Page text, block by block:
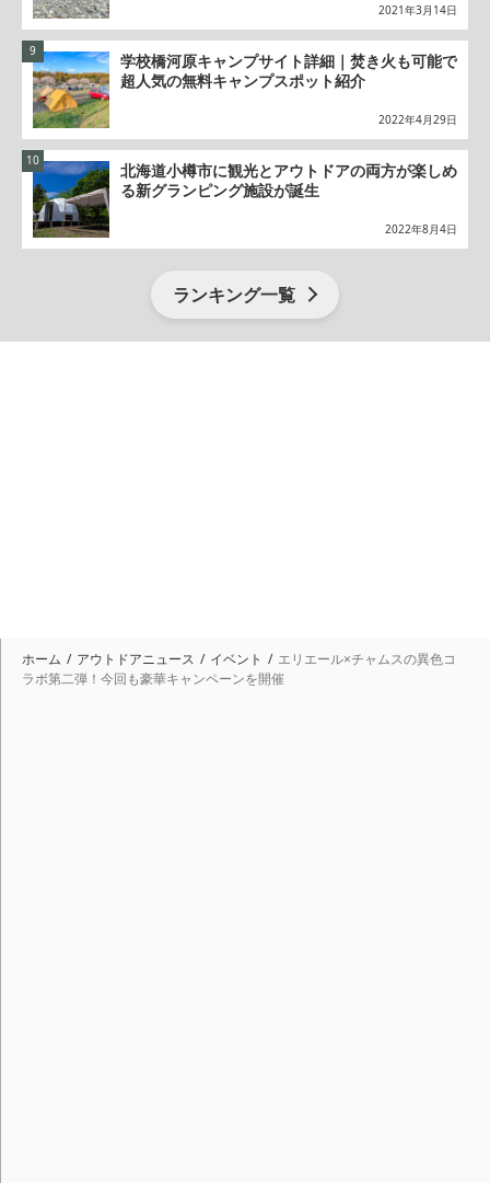
2021年3月14日
学校橋河原キャンプサイト詳細｜焚き火も可能で
超人気の無料キャンプスポット紹介
2022年4月29日
北海道小樽市に観光とアウトドアの両方が楽しめ
る新グランピング施設が誕生
2022年8月4日
ランキング一覧
ホーム アウトドアニュース イベント
エリエール×チャムスの異色コ
ラボ第二弾！今回も豪華キャンペーンを開催